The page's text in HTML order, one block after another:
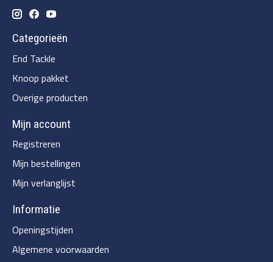
Categorieën
End Tackle
Knoop pakket
Overige producten
Mijn account
Registreren
Mijn bestellingen
Mijn verlanglijst
Informatie
Openingstijden
Algemene voorwaarden